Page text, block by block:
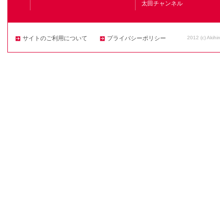
太田チャンネル
サイトのご利用について プライバシーポリシー 2012 (c)